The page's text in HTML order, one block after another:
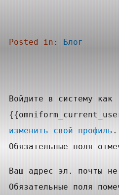
Posted in:Блог
Войдите в систему как
изменить свой профиль
Обязательные поля
Ваш адрес эл. почты
Обязательные поля